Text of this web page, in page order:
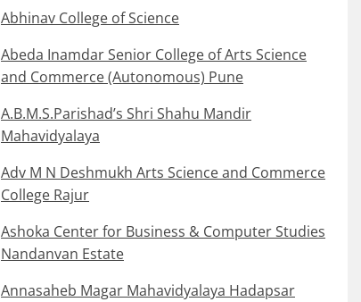
Abhinav College of Science
Abeda Inamdar Senior College of Arts Science
and Commerce (Autonomous) Pune
A.B.M.S.Parishad’s Shri Shahu Mandir
Mahavidyalaya
Adv M N Deshmukh Arts Science and Commerce
College Rajur
Ashoka Center for Business & Computer Studies
Nandanvan Estate
Annasaheb Magar Mahavidyalaya Hadapsar